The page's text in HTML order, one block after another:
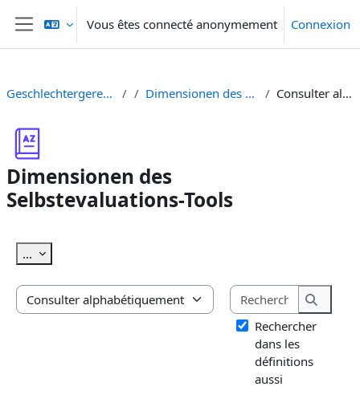
Passer au contenu principal
Panneau latéral
Vous êtes connecté anonymement Connexion
Geschlechtergerechte Hochschullehre Dimensionen des Selbstevaluations-Tools Consulter alphabétiquement
Dimensionen des
Selbstevaluations-Tools
... Exporter des articles
Consulter le glossaire à l’aide de cet index
Rechercher
Rechercher
dans les
définitions
aussi